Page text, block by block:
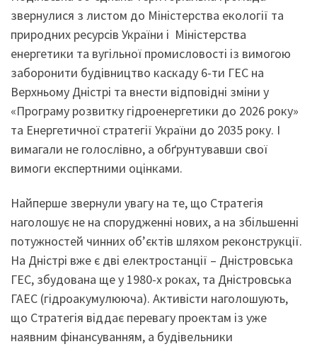
звернулися з листом до Міністерства екології та
природних ресурсів України і Міністерства
енергетики та вугільної промисловості із вимогою
заборонити будівництво каскаду 6-ти ГЕС на
Верхньому Дністрі та внести відповідні зміни у
«Програму розвитку гідроенергетики до 2026 року»
та Енергетичної стратегії України до 2035 року. І
вимагали не голослівно, а обґрунтувавши свої
вимоги експертними оцінками.
Найперше звернули увагу на те, що Стратегія
наголошує не на спорудженні нових, а на збільшенні
потужностей чинних об’єктів шляхом реконструкції.
На Дністрі вже є дві електростанції – Дністровська
ГЕС, збудована ще у 1980-х роках, та Дністровська
ГАЕС (гідроакумулююча). Активісти наголошують,
що Стратегія віддає перевагу проектам із уже
наявним фінансуванням, а будівельники